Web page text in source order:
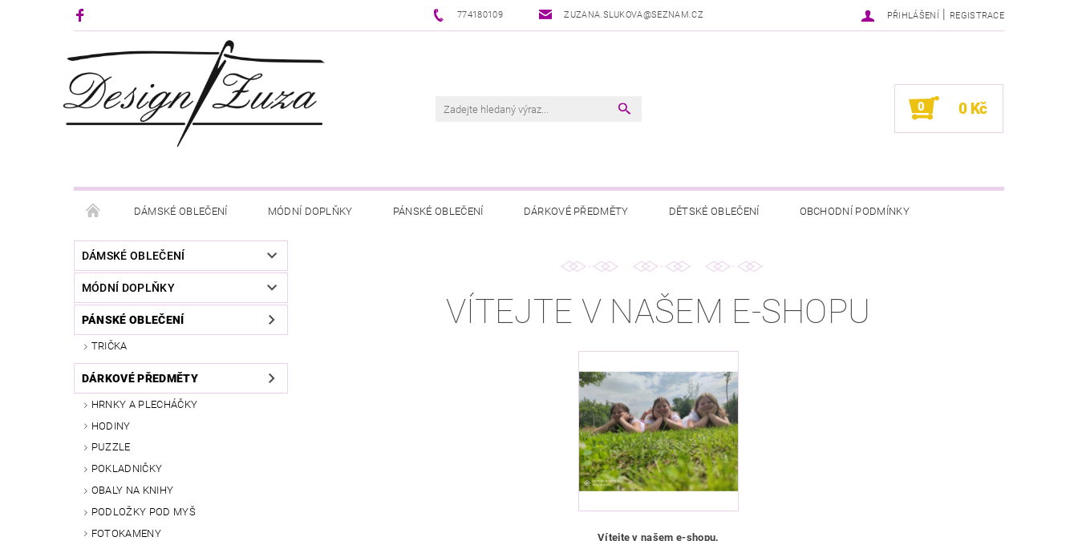
774180109 ZUZANA.SLUKOVA@SEZNAM.CZ PŘIHLÁŠENÍ | REGISTRACE
0 0 Kč
DÁMSKÉ OBLEČENÍ MÓDNÍ DOPLŇKY PÁNSKÉ OBLEČENÍ DÁRKOVÉ PŘEDMĚTY DĚTSKÉ OBLEČENÍ OBCHODNÍ PODMÍNKY
KONTAKTY
DÁMSKÉ OBLEČENÍ
MÓDNÍ DOPLŇKY
PÁNSKÉ OBLEČENÍ
TRIČKA
DÁRKOVÉ PŘEDMĚTY
HRNKY A PLECHÁČKY
HODINY
PUZZLE
POKLADNIČKY
OBALY NA KNIHY
PODLOŽKY POD MYŠ
FOTOKAMENY
VÍTEJTE V NAŠEM E-SHOPU
Vítejte v našem e-shopu.